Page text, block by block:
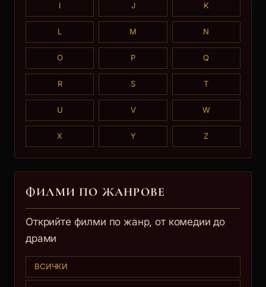
I J K
L M N
O P Q
R S T
U V W
X Y Z
ФИЛМИ ПО ЖАНРОВЕ
Открийте филми по жанр, от комедии до
драми
ВСИЧКИ